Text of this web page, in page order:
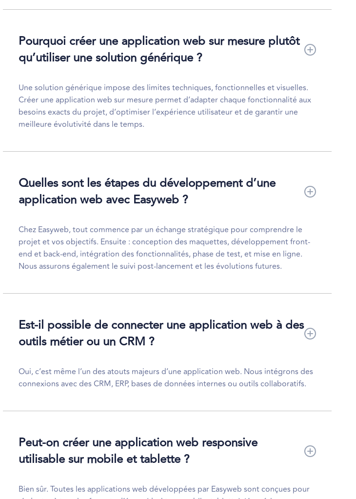
Pourquoi créer une application web sur mesure plutôt
qu’utiliser une solution générique ?
Une solution générique impose des limites techniques, fonctionnelles et visuelles.
Créer une application web sur mesure permet d’adapter chaque fonctionnalité aux
besoins exacts du projet, d’optimiser l’expérience utilisateur et de garantir une
meilleure évolutivité dans le temps.
Quelles sont les étapes du développement d’une
application web avec Easyweb ?
Chez Easyweb, tout commence par un échange stratégique pour comprendre le
projet et vos objectifs. Ensuite : conception des maquettes, développement front-
end et back-end, intégration des fonctionnalités, phase de test, et mise en ligne.
Nous assurons également le suivi post-lancement et les évolutions futures.
Est-il possible de connecter une application web à des
outils métier ou un CRM ?
Oui, c’est même l’un des atouts majeurs d’une application web. Nous intégrons des
connexions avec des CRM, ERP, bases de données internes ou outils collaboratifs.
Peut-on créer une application web responsive
utilisable sur mobile et tablette ?
Bien sûr. Toutes les applications web développées par Easyweb sont conçues pour